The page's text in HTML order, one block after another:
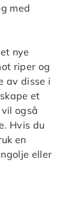
med
nye
riper og
av disse i
et
også
Hvis du
en
eller